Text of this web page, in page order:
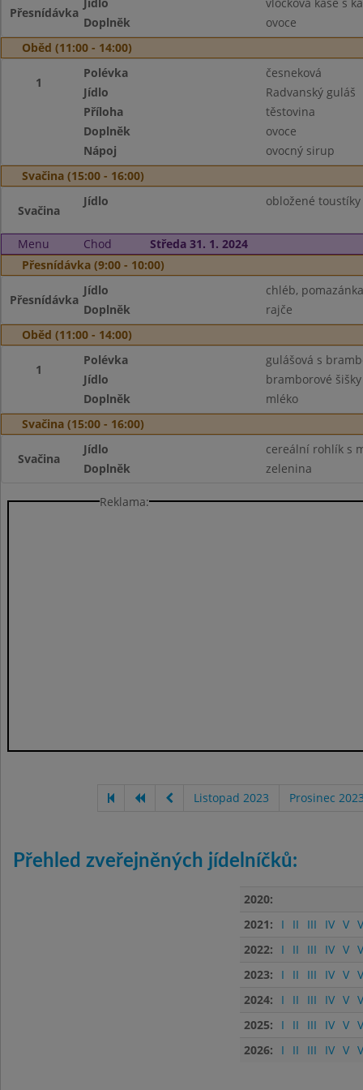
Přesnídávka
Doplněk
ovoce
Oběd (11:00 - 14:00)
1
Polévka
česneková
Jídlo
Radvanský guláš
Příloha
těstovina
Doplněk
ovoce
Nápoj
ovocný sirup
Svačina (15:00 - 16:00)
Svačina
Jídlo obložené
Menu Chod
Středa 31. 1. 2024
Přesnídávka (9:00 - 10:00)
Přesnídávka
Jídlo
chléb,
Doplněk
rajče
Oběd (11:00 - 14:00)
1
Polévka
gulášová s
Jídlo
bramborové
Doplněk
mléko
Svačina (15:00 - 16:00)
Svačina
Jídlo
cereální rohlík s
Doplněk
zelenina
Reklama:
Listopad 2023 Prosinec
Přehled zveřejněných jídelníčků:
2020:
2021:
I II III IV V
2022:
I II III IV V
2023:
I II III IV V
2024:
I II III IV V
2025:
I II III IV V
2026:
I II III IV V